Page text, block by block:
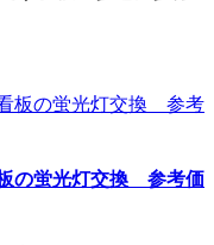
の蛍光灯交換 参考価